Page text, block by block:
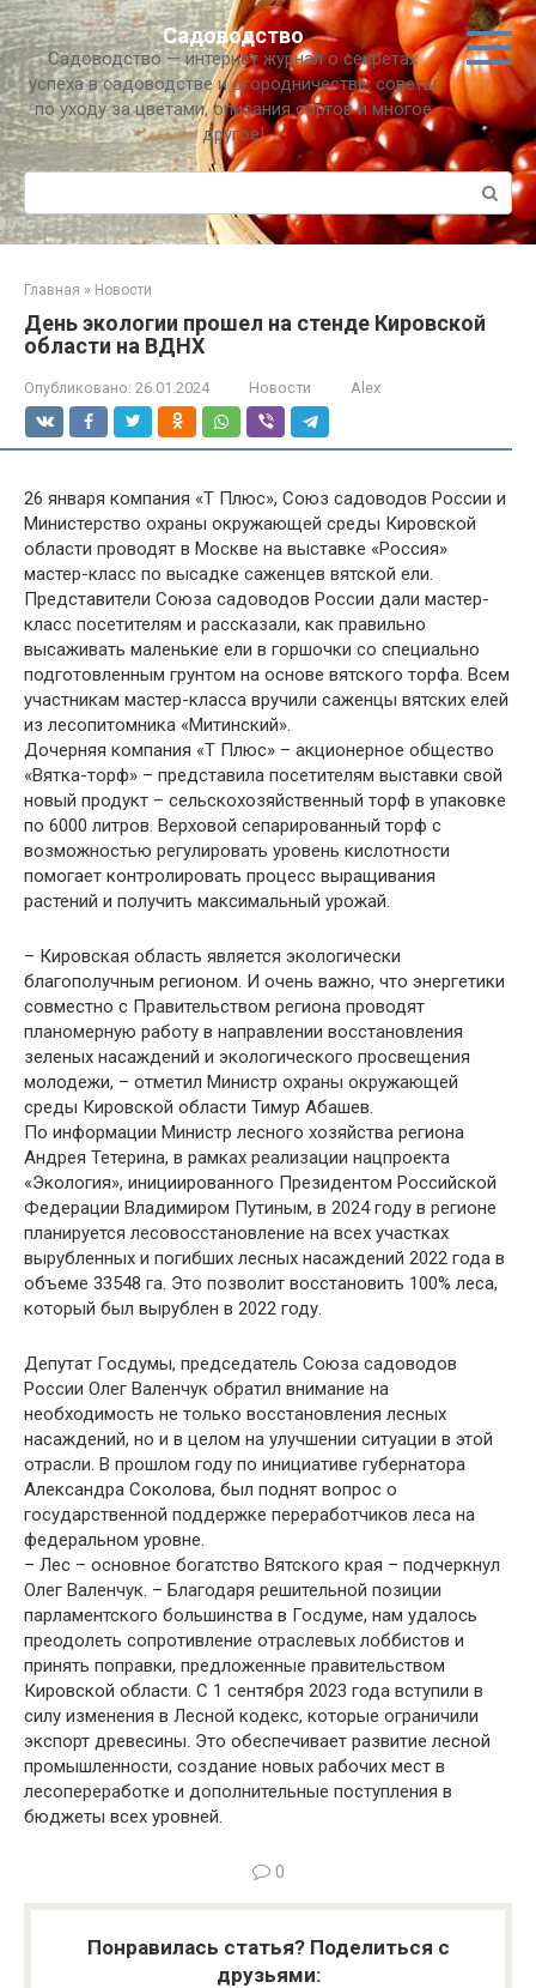
Перейти
к
контенту
Садоводство
Садоводство — интернет журнал о секретах
успеха в садоводстве и огородничестве, советы
по уходу за цветами, описания сортов и многое
другое!
Поиск:
Главная » Новости
День экологии прошел на стенде Кировской
области на ВДНХ
Опубликовано: 26.01.2024 Новости Alex
26 января компания «Т Плюс», Союз садоводов России и
Министерство охраны окружающей среды Кировской
области проводят в Москве на выставке «Россия»
мастер-класс по высадке саженцев вятской ели.
Представители Союза садоводов России дали мастер-
класс посетителям и рассказали, как правильно
высаживать маленькие ели в горшочки со специально
подготовленным грунтом на основе вятского торфа. Всем
участникам мастер-класса вручили саженцы вятских елей
из лесопитомника «Митинский».
Дочерняя компания «Т Плюс» – акционерное общество
«Вятка-торф» – представила посетителям выставки свой
новый продукт – сельскохозяйственный торф в упаковке
по 6000 литров. Верховой сепарированный торф с
возможностью регулировать уровень кислотности
помогает контролировать процесс выращивания
растений и получить максимальный урожай.
– Кировская область является экологически
благополучным регионом. И очень важно, что энергетики
совместно с Правительством региона проводят
планомерную работу в направлении восстановления
зеленых насаждений и экологического просвещения
молодежи, – отметил Министр охраны окружающей
среды Кировской области Тимур Абашев.
По информации Министр лесного хозяйства региона
Андрея Тетерина, в рамках реализации нацпроекта
«Экология», инициированного Президентом Российской
Федерации Владимиром Путиным, в 2024 году в регионе
планируется лесовосстановление на всех участках
вырубленных и погибших лесных насаждений 2022 года в
объеме 33548 га. Это позволит восстановить 100% леса,
который был вырублен в 2022 году.
Депутат Госдумы, председатель Союза садоводов
России Олег Валенчук обратил внимание на
необходимость не только восстановления лесных
насаждений, но и в целом на улучшении ситуации в этой
отрасли. В прошлом году по инициативе губернатора
Александра Соколова, был поднят вопрос о
государственной поддержке переработчиков леса на
федеральном уровне.
– Лес – основное богатство Вятского края – подчеркнул
Олег Валенчук. – Благодаря решительной позиции
парламентского большинства в Госдуме, нам удалось
преодолеть сопротивление отраслевых лоббистов и
принять поправки, предложенные правительством
Кировской области. С 1 сентября 2023 года вступили в
силу изменения в Лесной кодекс, которые ограничили
экспорт древесины. Это обеспечивает развитие лесной
промышленности, создание новых рабочих мест в
лесопереработке и дополнительные поступления в
бюджеты всех уровней.
0
Понравилась статья? Поделиться с
друзьями: